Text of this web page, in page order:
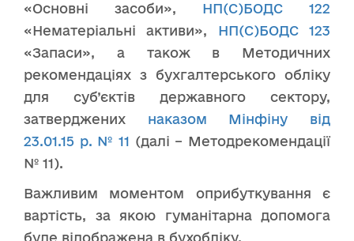
«Основні засоби», НП(С)БОДС 122
«Нематеріальні активи», НП(С)БОДС 123
«Запаси», а також в Методичних
рекомендаціях з бухгалтерського обліку
для суб’єктів державного сектору,
затверджених наказом Мінфіну від
23.01.15 р. № 11 (далі – Методрекомендації
№ 11).
Важливим моментом оприбуткування є
вартість, за якою гуманітарна допомога
буде відображена в бухобліку.